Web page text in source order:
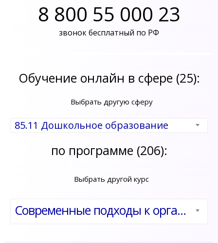
8 800 55 000 23
звонок бесплатный по РФ
Обучение онлайн в сфере (25):
Выбрать другую сферу
85.11 Дошкольное образование
по программе (206):
Выбрать другой курс
Современные подходы к организации работы с детьми с ограниченными возможностями здоровья (ОВЗ) в общеобразовательных организациях в условиях реализации ФГОС